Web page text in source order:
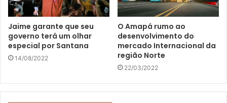
Jaime garante que seu
governo terá um olhar
especial por Santana
14/08/2022
O Amapá rumo ao
desenvolvimento do
mercado Internacional da
região Norte
22/03/2022